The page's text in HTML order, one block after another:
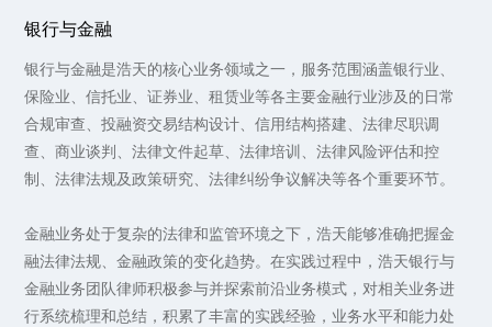
银行与金融
银行与金融是浩天的核心业务领域之一，服务范围涵盖银行业、
保险业、信托业、证券业、租赁业等各主要金融行业涉及的日常
合规审查、投融资交易结构设计、信用结构搭建、法律尽职调
查、商业谈判、法律文件起草、法律培训、法律风险评估和控
制、法律法规及政策研究、法律纠纷争议解决等各个重要环节。
金融业务处于复杂的法律和监管环境之下，浩天能够准确把握金
融法律法规、金融政策的变化趋势。在实践过程中，浩天银行与
金融业务团队律师积极参与并探索前沿业务模式，对相关业务进
行系统梳理和总结，积累了丰富的实践经验，业务水平和能力处